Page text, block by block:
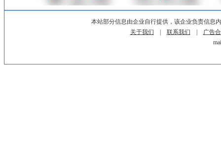
本站部分信息由企业自行提供，该企业负责信息
关于我们
联系我们
广告